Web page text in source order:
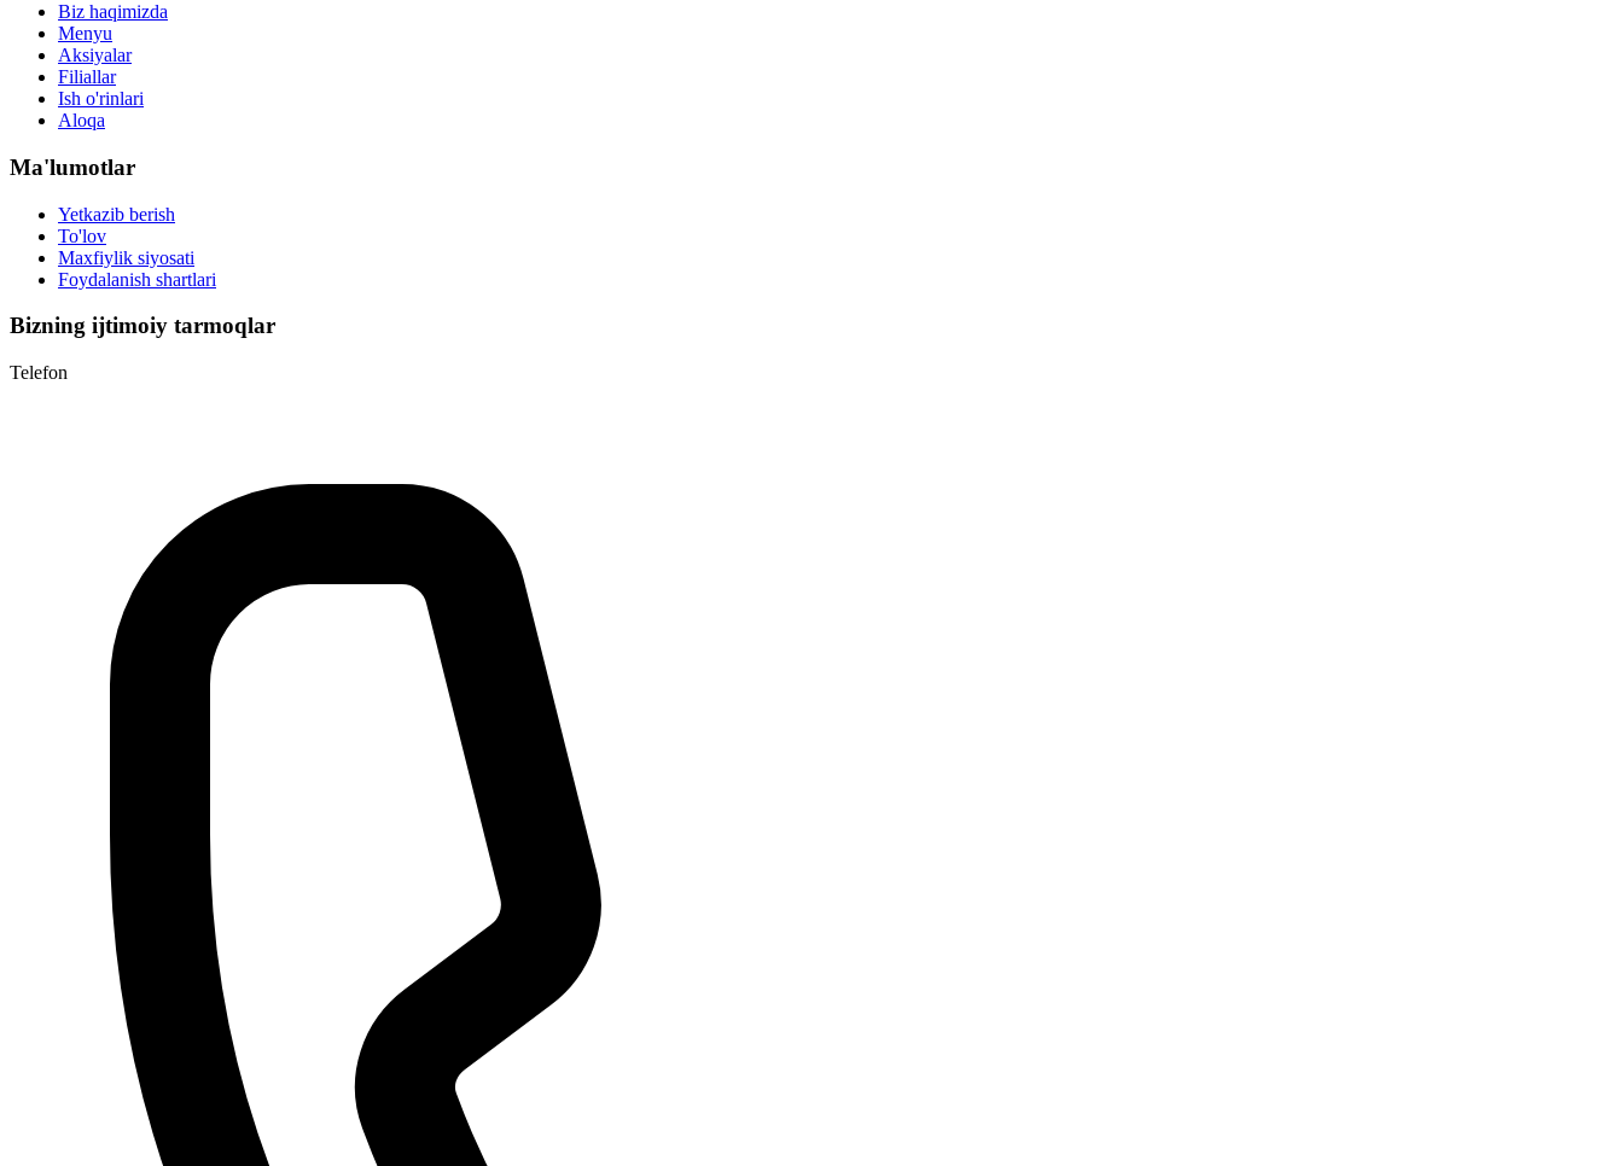
Biz haqimizda
Menyu
Aksiyalar
Filiallar
Ish o'rinlari
Aloqa
Ma'lumotlar
Yetkazib berish
To'lov
Maxfiylik siyosati
Foydalanish shartlari
Bizning ijtimoiy tarmoqlar
Telefon